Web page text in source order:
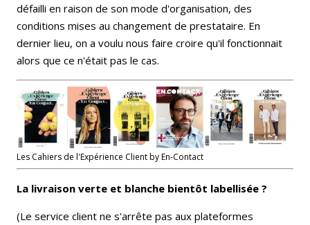
défailli en raison de son mode d'organisation, des
conditions mises au changement de prestataire. En
dernier lieu, on a voulu nous faire croire qu'il fonctionnait
alors que ce n'était pas le cas.
Les Cahiers de l'Expérience Client by En-Contact
La livraison verte et blanche bientôt labellisée ?
(Le service client ne s'arrête pas aux plateformes